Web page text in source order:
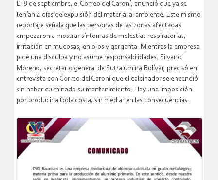
El 8 de septiembre, el Correo del Caroní, anunció que ya se
tenían 4 días de expulsión del material al ambiente. Este mismo
reportaje señala que las personas de las zonas afectadas
empezaron a mostrar síntomas de molestias respiratorias,
irritación en mucosas, en ojos y garganta. Mientras la empresa
pide una disculpa y no asume responsabilidades. Silvano
Moreno, secretario general de Sutralúmina Bolívar, precisó en
entrevista con Correo del Caroní que el calcinador se encendió
sin haber culminado su mantenimiento. Hay una imposición
por producir a toda costa, sin mediar en las consecuencias.